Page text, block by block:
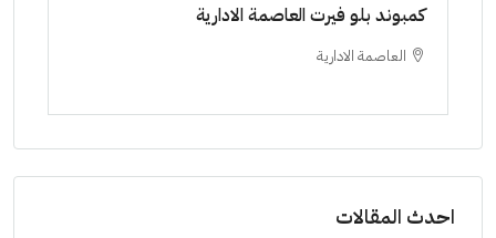
كمبوند بلو فيرت العاصمة الادارية
العاصمة الادارية
احدث المقالات